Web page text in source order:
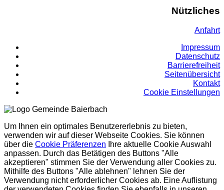
Nützliches
Anfahrt
Impressum
Datenschutz
Barrierefreiheit
Seitenübersicht
Kontakt
Cookie Einstellungen
Um Ihnen ein optimales Benutzererlebnis zu bieten,
verwenden wir auf dieser Webseite Cookies. Sie können
über die Cookie Präferenzen Ihre aktuelle Cookie Auswahl
anpassen. Durch das Betätigen des Buttons "Alle
akzeptieren" stimmen Sie der Verwendung aller Cookies zu.
Mithilfe des Buttons "Alle ablehnen" lehnen Sie der
Verwendung nicht erforderlicher Cookies ab. Eine Auflistung